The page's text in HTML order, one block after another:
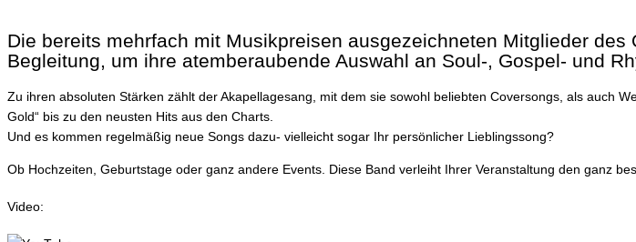
Die bereits mehrfach mit Musikpreisen ausgezeichneten Mitglieder
Begleitung, um ihre atemberaubende Auswahl an Soul-, Gospel- und
Zu ihren absoluten Stärken zählt der Akapellagesang, mit dem sie sowohl beliebten Coversongs, als auch
Gold“ bis zu den neusten Hits aus den Charts.
Und es kommen regelmäßig neue Songs dazu- vielleicht sogar Ihr persönlicher Lieblingssong?
Ob Hochzeiten, Geburtstage oder ganz andere Events. Diese Band verleiht Ihrer Veranstaltung den ganz
Video: